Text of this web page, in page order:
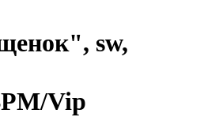
sw,
Vip